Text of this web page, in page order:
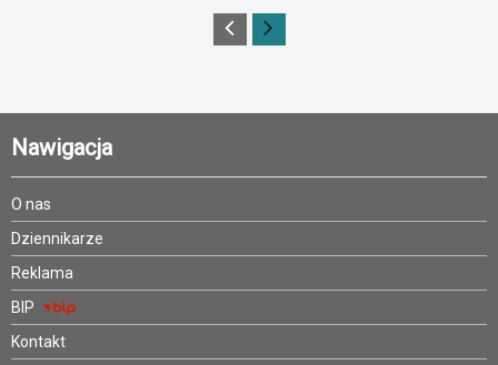
Nawigacja
O nas
Dziennikarze
Reklama
BIP
Kontakt